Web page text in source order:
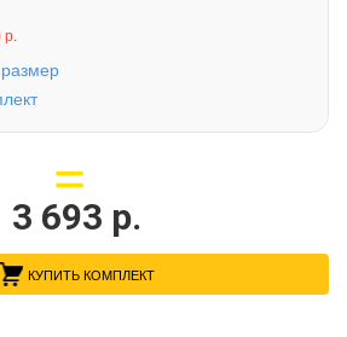
р.
3 693 р.
КУПИТЬ КОМПЛЕКТ